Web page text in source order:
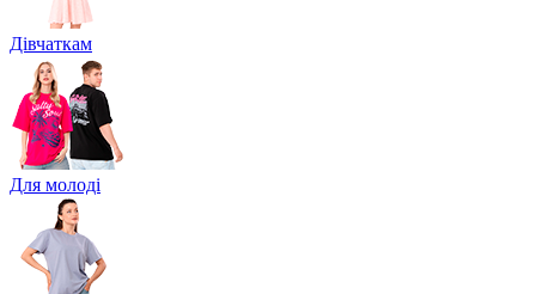
Дівчаткам
Для молоді